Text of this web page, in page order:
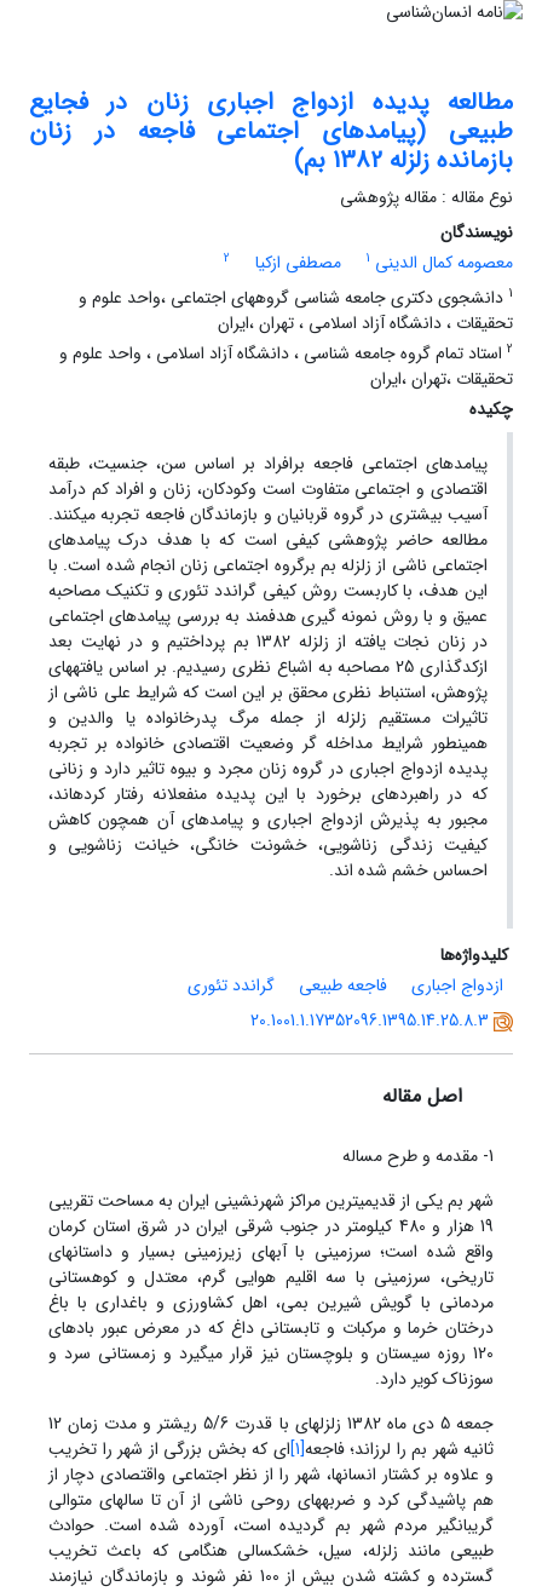
مطالعه پدیده ازدواج اجباری زنان در فجایع
طبیعی (پیامدهای اجتماعی فاجعه در زنان
بازمانده زلزله 1382 بم)
نوع مقاله : مقاله پژوهشی
نویسندگان
معصومه کمال الدینی 1 مصطفی ازکیا
2
1 دانشجوی دکتری جامعه شناسی گروههای اجتماعی ،واحد علوم و
تحقیقات ، دانشگاه آزاد اسلامی ، تهران ،ایران
2 استاد تمام گروه جامعه شناسی ، دانشگاه آزاد اسلامی ، واحد علوم و
تحقیقات ،تهران ،ایران
چکیده
پیامدهای اجتماعی فاجعه برافراد بر اساس سن، جنسیت، طبقه
اقتصادی و اجتماعی متفاوت است وکودکان، زنان و افراد کم درآمد
آسیب بیشتری در گروه قربانیان و بازماندگان فاجعه تجربه می‏کنند.
مطالعه حاضر پژوهشی کیفی است که با هدف درک پیامدهای
اجتماعی ناشی از زلزله بم برگروه اجتماعی زنان انجام شده است. با
این هدف، با کاربست روش کیفی گراندد تئوری و تکنیک مصاحبه
عمیق و با روش نمونه گیری هدفمند به بررسی پیامدهای اجتماعی
در زنان نجات یافته از زلزله 1382 بم پرداختیم و در نهایت بعد
ازکدگذاری 25 مصاحبه به اشباع نظری رسیدیم. بر اساس یافته‏های
پژوهش، استنباط نظری محقق بر این است که شرایط علی ناشی از
تاثیرات مستقیم زلزله از جمله مرگ پدرخانواده یا والدین و
همینطور شرایط مداخله گر وضعیت اقتصادی خانواده بر تجربه
پدیده ازدواج اجباری در گروه زنان مجرد و بیوه تاثیر دارد و زنانی
که در راهبردهای برخورد با این پدیده منفعلانه رفتار کرده‏اند،
مجبور به پذیرش ازدواج اجباری و پیامدهای آن همچون کاهش
کیفیت زندگی زناشویی، خشونت خانگی، خیانت زناشویی و
احساس خشم شده اند.
کلیدواژه‌ها
ازدواج اجباری
فاجعه طبیعی
گراندد تئوری
20.1001.1.17352096.1395.14.25.8.3
اصل مقاله
1- مقدمه و طرح مساله
شهر بم یکی از قدیمی‏ترین مراکز شهرنشینی ایران به مساحت تقریبی
19 هزار و 480 کیلومتر در جنوب شرقی ایران در شرق استان کرمان
واقع شده است؛ سرزمینی با آبهای زیرزمینی بسیار و داستانهای
تاریخی، سرزمینی با سه اقلیم هوایی گرم، معتدل و کوهستانی
مردمانی با گویش شیرین بمی، اهل کشاورزی و باغداری با باغ
درختان خرما و مرکبات و تابستانی داغ که در معرض عبور بادهای
120 روزه سیستان و بلوچستان نیز قرار میگیرد و زمستانی سرد و
سوزناک کویر دارد.
جمعه 5 دی ماه 1382 زلزله‏ای با قدرت 5/6 ریشتر و مدت زمان 12
ثانیه شهر بم را لرزاند؛ فاجعه[1] ‏ای که بخش بزرگی از شهر را تخریب
و علاوه بر کشتار انسان‏ها، شهر را از نظر اجتماعی واقتصادی دچار از
هم پاشیدگی کرد و ضربه‏های روحی ناشی از آن تا سالهای متوالی
گریبانگیر مردم شهر بم گردیده است، آورده شده است. حوادث
طبیعی مانند زلزله، سیل، خشکسالی هنگامی که باعث تخریب
گسترده و کشته شدن بیش از 100 نفر شوند و بازماندگان نیازمند